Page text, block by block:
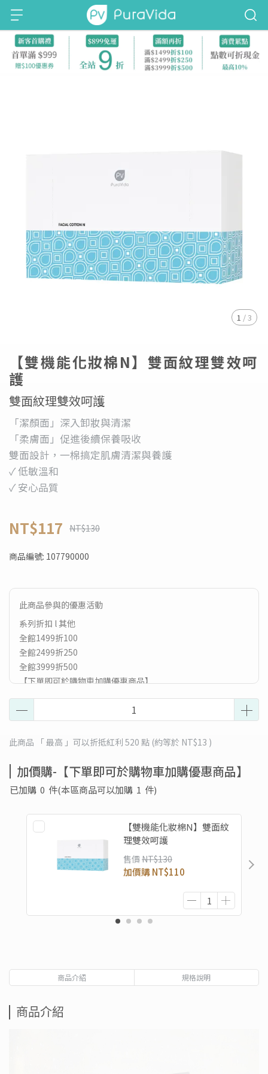
1 /3
【雙機能化妝棉N】雙面紋理雙效呵
護​
「潔顏面」深入卸妝與清潔​
「柔膚面」促進後續保養吸收​
雙面設計，一棉搞定肌膚清潔與養護​
✓ 低敏溫和
✓ 安心品質
雙面紋理雙效呵護​
NT$117 NT$130
商品編號: 107790000
此商品參與的優惠活動
系列折扣 l 其他
全館1499折100
全館2499折250
全館3999折500
【下單即可於購物車加購優惠商品】
【8月滿額贈🎁】滿$1499贈PuraVida分子保濕前導修護液
1mlx3；滿$2499贈PuraVida維他命煥白亮采乳12ml；滿
$3999贈PuraVida奇肌賦活修護安瓶3入(贈送符合最高門檻之
贈品，恕不累贈，送完為止)
此商品 「 最高 」可以折抵紅利 520 點 (約等於 NT$13 )
加價購-【下單即可於購物車加購優惠商品】
已加購 0 件(本區商品可以加購 1 件)
【雙機能化妝棉N】雙面紋
理雙效呵護​
售價 NT$130
加價購NT$110
商品介紹 規格說明
商品介紹